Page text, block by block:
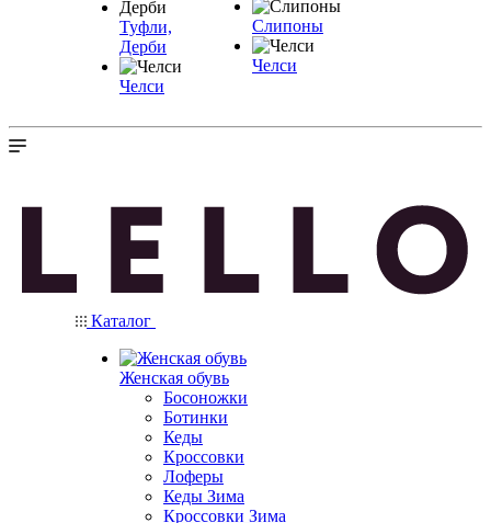
Туфли,
Дерби
Челси
Слипоны
Челси
Каталог
Женская обувь
Босоножки
Ботинки
Кеды
Кроссовки
Лоферы
Кеды Зима
Кроссовки Зима